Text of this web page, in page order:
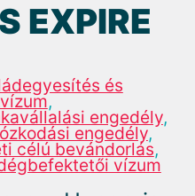
EXPIRE
és
,
engedély,
engedély,
célú bevándorlás,
vízum